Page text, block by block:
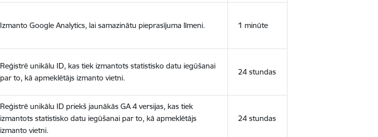
Izmanto Google Analytics, lai samazinātu pieprasījuma līmeni. 1 minūte
Reģistrē unikālu ID, kas tiek izmantots statistisko datu iegūšanai
par to, kā apmeklētājs izmanto vietni.
24 stundas
Reģistrē unikālu ID priekš jaunākās GA 4 versijas, kas tiek
izmantots statistisko datu iegūšanai par to, kā apmeklētājs
izmanto vietni.
24 stundas